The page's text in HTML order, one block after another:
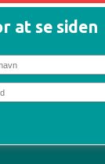
at se siden